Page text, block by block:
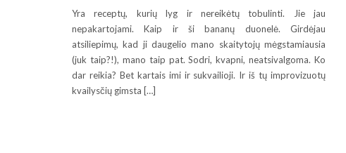
Yra receptų, kurių lyg ir nereikėtų tobulinti. Jie jau
nepakartojami. Kaip ir ši bananų duonelė. Girdėjau
atsiliepimų, kad ji daugelio mano skaitytojų mėgstamiausia
(juk taip?!), mano taip pat. Sodri, kvapni, neatsivalgoma. Ko
dar reikia? Bet kartais imi ir sukvailioji. Ir iš tų improvizuotų
kvailysčių gimsta […]